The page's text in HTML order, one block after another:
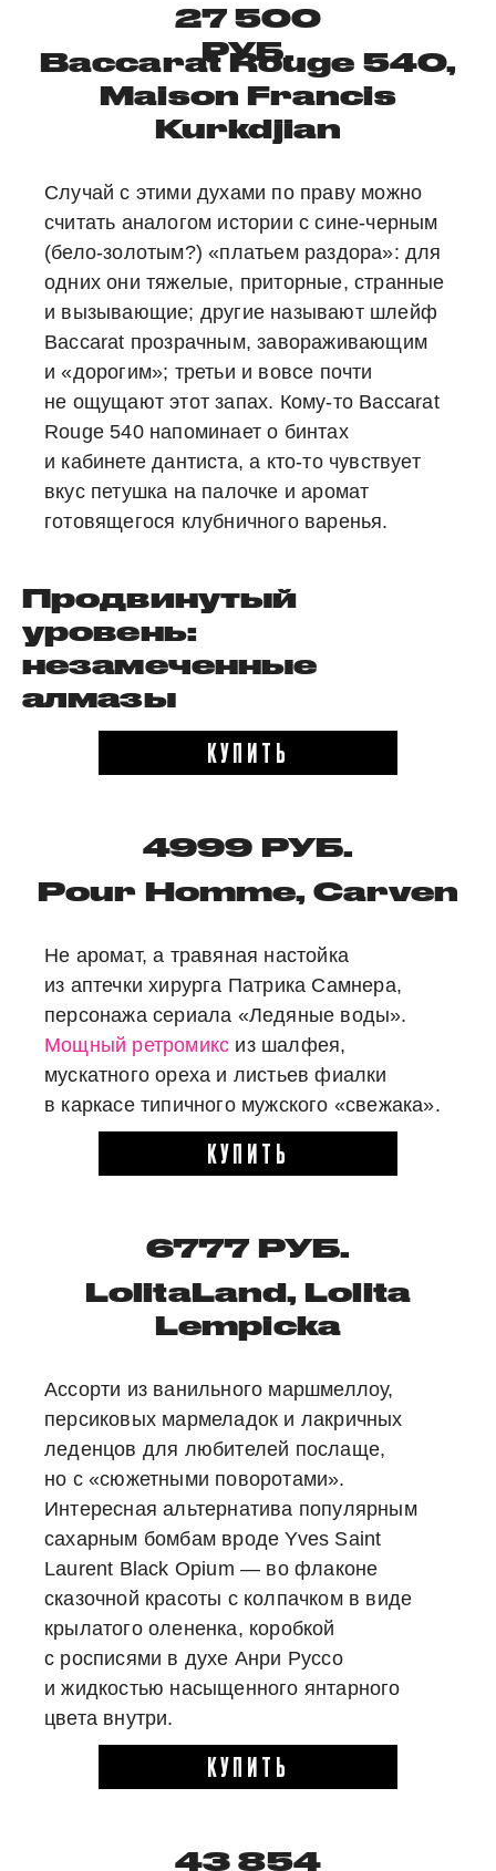
27 500
РУБ.
Baccarat Rouge 540,
Maison Francis
Kurkdjian
Случай с этими духами по праву можно
считать аналогом истории с сине-черным
(бело-золотым?) «платьем раздора»: для
одних они тяжелые, приторные, странные
и вызывающие; другие называют шлейф
Baccarat прозрачным, завораживающим
и «дорогим»; третьи и вовсе почти
не ощущают этот запах. Кому-то Baccarat
Rouge 540 напоминает о бинтах
и кабинете дантиста, а кто-то чувствует
вкус петушка на палочке и аромат
готовящегося клубничного варенья.
Продвинутый
уровень:
незамеченные
алмазы
КУПИТЬ
4999 РУБ.
Pour Homme, Carven
Не аромат, а травяная настойка
из аптечки хирурга Патрика Самнера,
персонажа сериала «Ледяные воды».
Мощный ретромикс из шалфея,
мускатного ореха и листьев фиалки
в каркасе типичного мужского «свежака».
КУПИТЬ
6777 РУБ.
LolitaLand, Lolita
Lempicka
Ассорти из ванильного маршмеллоу,
персиковых мармеладок и лакричных
леденцов для любителей послаще,
но с «сюжетными поворотами».
Интересная альтернатива популярным
сахарным бомбам вроде Yves Saint
Laurent Black Opium — во флаконе
сказочной красоты с колпачком в виде
крылатого олененка, коробкой
с росписями в духе Анри Руссо
и жидкостью насыщенного янтарного
цвета внутри.
КУПИТЬ
43 854